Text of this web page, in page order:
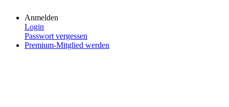
Anmelden
Login
Passwort vergessen
Premium-Mitglied werden